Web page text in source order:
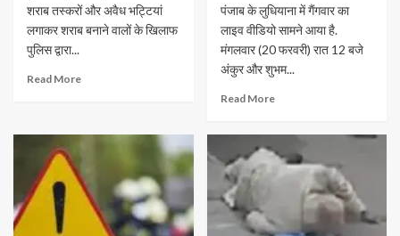
शराब तस्करों और अवैध भट्टियां
लगाकर शराब बनाने वालों के खिलाफ
पुलिस द्वारा...
Read More
पंजाब के लुधियाना में गैंगवार का
लाइव वीडियो सामने आया है.
मंगलवार (20 फरवरी) रात 12 बजे
अंकुर और शुभम...
Read More